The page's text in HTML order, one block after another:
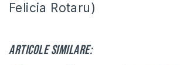
Felicia Rotaru)
Articole similare: